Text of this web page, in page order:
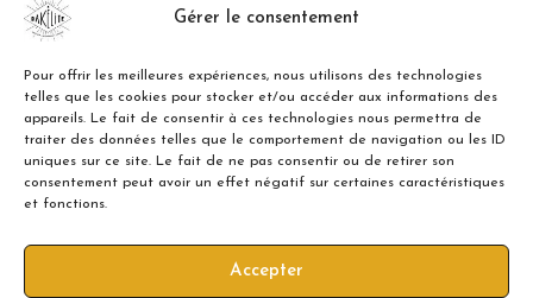
Gérer le consentement
Pour offrir les meilleures expériences, nous utilisons des technologies
telles que les cookies pour stocker et/ou accéder aux informations des
appareils. Le fait de consentir à ces technologies nous permettra de
traiter des données telles que le comportement de navigation ou les ID
uniques sur ce site. Le fait de ne pas consentir ou de retirer son
consentement peut avoir un effet négatif sur certaines caractéristiques
et fonctions.
Accepter